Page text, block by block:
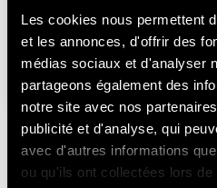
Les cookies nous permettent
et les annonces, d'offrir des
médias sociaux et d'analyser
partageons également des
notre site avec nos
publicité et d'analyse, qui
avec d'autres informations
ou qu'ils ont collectées lors
21-22-23 AUGUSTUS
2026